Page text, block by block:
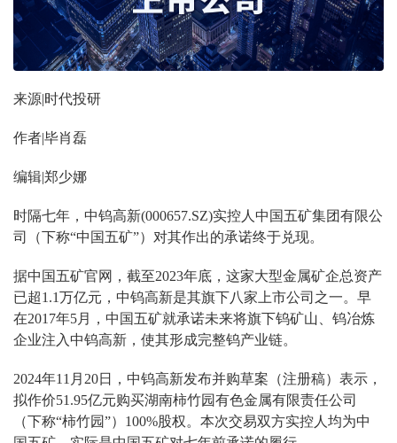
来源|时代投研
作者|毕肖磊
编辑|郑少娜
时隔七年，中钨高新(000657.SZ)实控人中国五矿集团有限公
司（下称“中国五矿”）对其作出的承诺终于兑现。
据中国五矿官网，截至2023年底，这家大型金属矿企总资产
已超1.1万亿元，中钨高新是其旗下八家上市公司之一。早
在2017年5月，中国五矿就承诺未来将旗下钨矿山、钨冶炼
企业注入中钨高新，使其形成完整钨产业链。
2024年11月20日，中钨高新发布并购草案（注册稿）表示，
拟作价51.95亿元购买湖南柿竹园有色金属有限责任公司
（下称“柿竹园”）100%股权。本次交易双方实控人均为中